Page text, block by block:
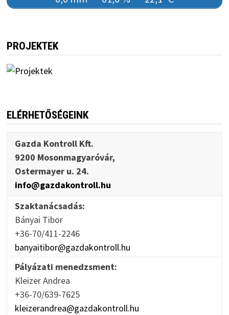
PROJEKTEK
ELÉRHETŐSÉGEINK
Gazda Kontroll Kft.
9200 Mosonmagyaróvár,
Ostermayer u. 24.
info@gazdakontroll.hu
Szaktanácsadás:
Bányai Tibor
+36-70/411-2246
banyaitibor@gazdakontroll.hu
Pályázati menedzsment:
Kleizer Andrea
+36-70/639-7625
kleizerandrea@gazdakontroll.hu